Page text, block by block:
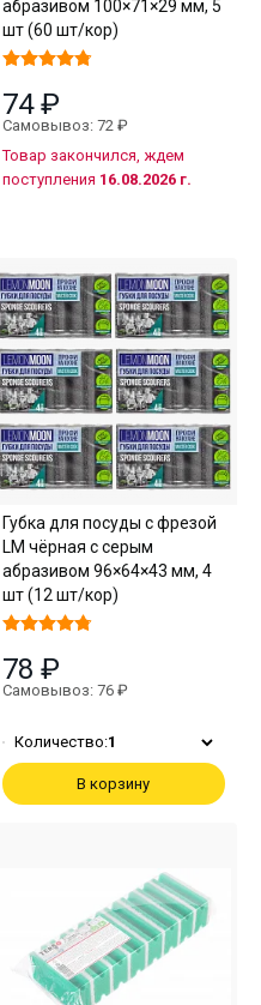
абразивом 100×71×29 мм, 5
шт (60 шт/кор)
74 ₽
Самовывоз: 72 ₽
Товар закончился, ждем
поступления 16.08.2026 г.
Губка для посуды с фрезой
LM чёрная с серым
абразивом 96×64×43 мм, 4
шт (12 шт/кор)
78 ₽
Самовывоз: 76 ₽
Количество:1
В корзину